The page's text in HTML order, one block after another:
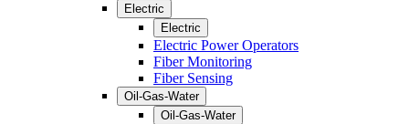
Electric
Electric
Electric Power Operators
Fiber Monitoring
Fiber Sensing
Oil-Gas-Water
Oil-Gas-Water